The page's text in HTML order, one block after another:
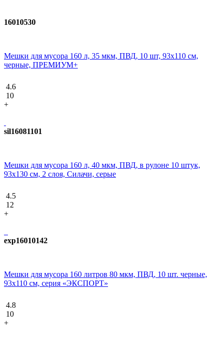
16010530
Мешки для мусора 160 л, 35 мкм, ПВД, 10 шт, 93х110 см,
черные, ПРЕМИУМ+
4.6
10
+
sil16081101
Мешки для мусора 160 л, 40 мкм, ПВД, в рулоне 10 штук,
93х130 см, 2 слоя, Силачи, серые
4.5
12
+
exp16010142
Мешки для мусора 160 литров 80 мкм, ПВД, 10 шт. черные,
93х110 см, серия «ЭКСПОРТ»
4.8
10
+